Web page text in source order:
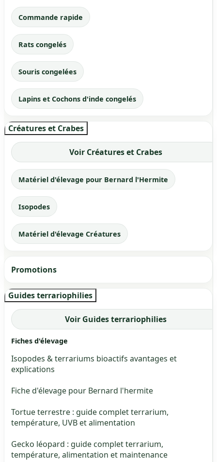
Commande rapide
Rats congelés
Souris congelées
Lapins et Cochons d'inde congelés
Créatures et Crabes
Voir Créatures et Crabes
Matériel d'élevage pour Bernard l'Hermite
Isopodes
Matériel d'élevage Créatures
Promotions
Guides terrariophilies
Voir Guides terrariophilies
Fiches d'élevage
Isopodes & terrariums bioactifs avantages et
explications
Fiche d'élevage pour Bernard l'hermite
Tortue terrestre : guide complet terrarium,
température, UVB et alimentation
Gecko léopard : guide complet terrarium,
température, alimentation et maintenance